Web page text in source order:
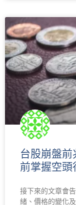
台股崩盤
前掌握空頭
接下來的文章會
緒、價格的變化